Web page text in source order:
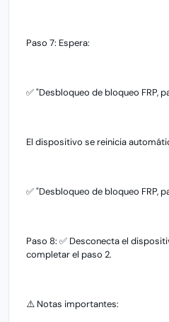
Paso 7: Espera:
✅ "Desbloqueo de bloqueo FRP,
El dispositivo se reinicia
✅ "Desbloqueo de bloqueo FRP,
Paso 8: ✅ Desconecta el
completar el paso 2.
⚠️ Notas importantes: